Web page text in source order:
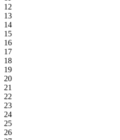
12
13
14
15
16
17
18
19
20
21
22
23
24
25
26